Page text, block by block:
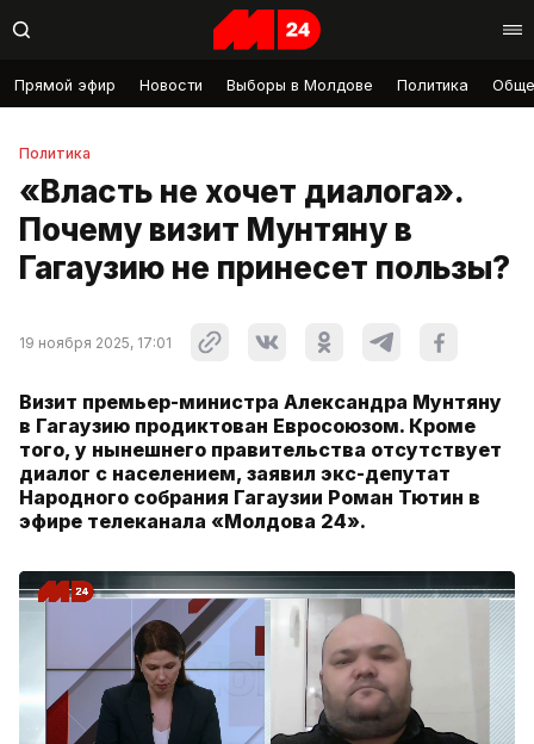
Прямой эфир Новости Выборы в Молдове Политика
Политика
«Власть не хочет диалога».
Почему визит Мунтяну в
Гагаузию не принесет пользы?
19 ноября 2025, 17:01
Визит премьер-министра Александра Мунтяну
в Гагаузию продиктован Евросоюзом. Кроме
того, у нынешнего правительства отсутствует
диалог с населением, заявил экс-депутат
Народного собрания Гагаузии Роман Тютин в
эфире телеканала «Молдова 24».